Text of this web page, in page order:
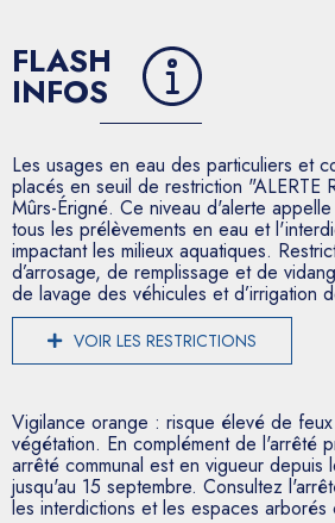
FLASH
INFOS
Les usages en eau des particuliers et
placés en seuil de restriction "ALERTE
Mûrs-Érigné. Ce niveau d'alerte
tous les prélèvements en eau et
impactant les milieux aquatiques.
d’arrosage, de remplissage et de
de lavage des véhicules et d’irrigation
VOIR LES RESTRICTIONS
Vigilance orange : risque élevé de
végétation. En complément de l'arrêté
arrêté communal est en vigueur depuis
jusqu'au 15 septembre. Consultez
les interdictions et les espaces arborés